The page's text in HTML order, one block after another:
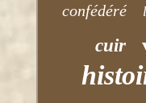
confédéré
cuir